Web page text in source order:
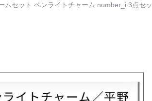
ムセット ペンライトチャーム number_i 3点セ